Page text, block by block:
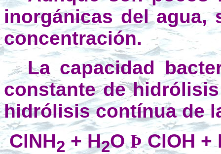
inorgánicas del agua,
concentración.
La capacidad
constante de
hidrólisis contínua de
ClNH2 + H2OÞClOH +